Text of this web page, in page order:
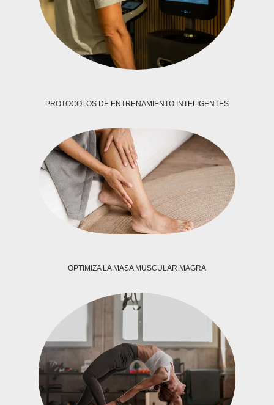
PROTOCOLOS DE ENTRENAMIENTO INTELIGENTES
OPTIMIZA LA MASA MUSCULAR MAGRA